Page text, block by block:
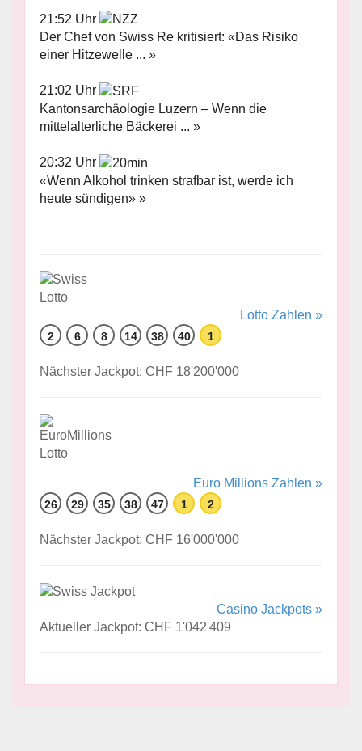
21:52 Uhr
Der Chef von Swiss Re kritisiert: «Das Risiko
einer Hitzewelle ... »
21:02 Uhr
Kantonsarchäologie Luzern – Wenn die
mittelalterliche Bäckerei ... »
20:32 Uhr
«Wenn Alkohol trinken strafbar ist, werde ich
heute sündigen» »
Lotto Zahlen »
2 6 8 14 38 40 1
Nächster Jackpot: CHF 18'200'000
Euro Millions Zahlen »
26 29 35 38 47 1 2
Nächster Jackpot: CHF 16'000'000
Casino Jackpots »
Aktueller Jackpot: CHF 1'042'409